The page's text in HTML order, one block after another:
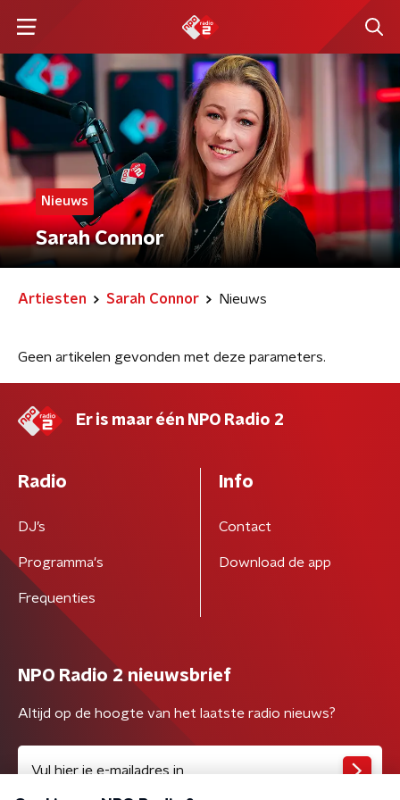
Nieuws
Sarah Connor
Artiesten Sarah Connor Nieuws
Geen artikelen gevonden met deze parameters.
Er is maar één NPO Radio 2
Radio
DJ’s
Programma's
Frequenties
Info
Contact
Download de app
NPO Radio 2 nieuwsbrief
Altijd op de hoogte van het laatste radio nieuws?